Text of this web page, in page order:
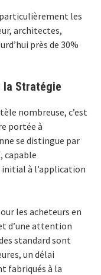
les
architectes,
près de 30%
la Stratégie
nombreuse, c’est
portée à
se distingue par
capable
initial à l’application
les acheteurs en
d’une attention
standard sont
un délai
fabriqués à la